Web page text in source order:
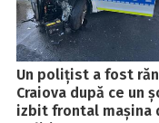
Un polițist a fost
Craiova după ce un
izbit frontal mașina